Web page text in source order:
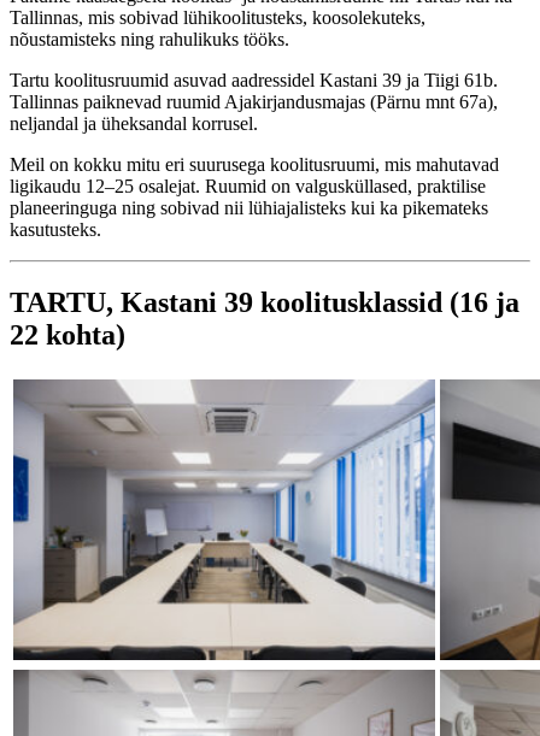
Tallinnas, mis sobivad lühikoolitusteks, koosolekuteks,
nõustamisteks ning rahulikuks tööks.
Tartu koolitusruumid asuvad aadressidel Kastani 39 ja Tiigi 61b.
Tallinnas paiknevad ruumid Ajakirjandusmajas (Pärnu mnt 67a),
neljandal ja üheksandal korrusel.
Meil on kokku mitu eri suurusega koolitusruumi, mis mahutavad
ligikaudu 12–25 osalejat. Ruumid on valgusküllased, praktilise
planeeringuga ning sobivad nii lühiajalisteks kui ka pikemateks
kasutusteks.
TARTU, Kastani 39 koolitusklassid (16 ja
22 kohta)